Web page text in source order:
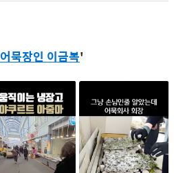
어묵장인 이금복'